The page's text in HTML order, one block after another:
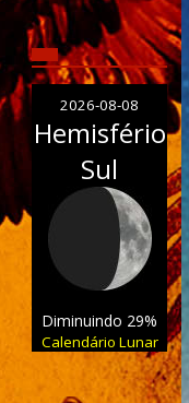
2026-08-08
Hemisfério
Sul
Diminuindo 29%
Calendário Lunar